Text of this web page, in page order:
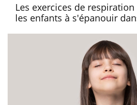
Les exercices de
les enfants à s'épanouir